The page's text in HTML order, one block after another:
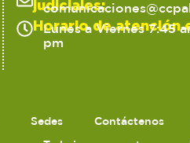
judiciales:
Horario de atención
Lunes a Viernes 7:45
pm
Sedes Contáctenos